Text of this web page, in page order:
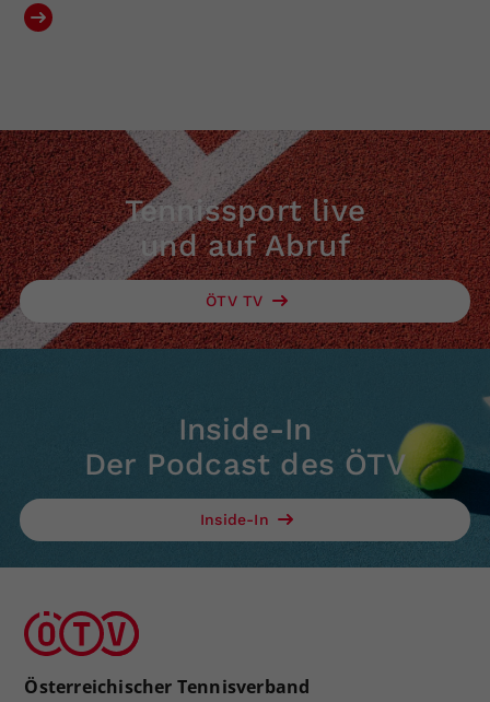
Tennissport live
und auf Abruf
ÖTV TV
Inside-In
Der Podcast des ÖTV
Inside-In
Österreichischer Tennisverband